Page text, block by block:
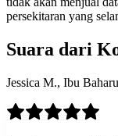
persekitaran yang
Suara dari
Jessica M., Ibu Baharu